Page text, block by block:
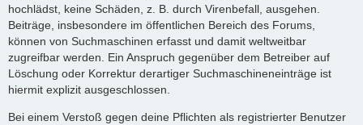
hochlädst, keine Schäden, z. B. durch Virenbefall, ausgehen.
Beiträge, insbesondere im öffentlichen Bereich des Forums,
können von Suchmaschinen erfasst und damit weltweitbar
zugreifbar werden. Ein Anspruch gegenüber dem Betreiber auf
Löschung oder Korrektur derartiger Suchmaschineneinträge ist
hiermit explizit ausgeschlossen.
Bei einem Verstoß gegen deine Pflichten als registrierter Benutzer